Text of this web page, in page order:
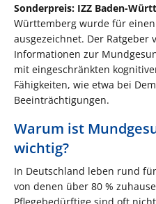
Sonderpreis: IZZ Baden-
Württemberg wurde für
ausgezeichnet. Der
Informationen zur
mit eingeschränkten
Fähigkeiten, wie etwa bei
Beeinträchtigungen.
Warum ist
wichtig?
In Deutschland leben rund
von denen über 80 %
Pflegebedürftige sind oft